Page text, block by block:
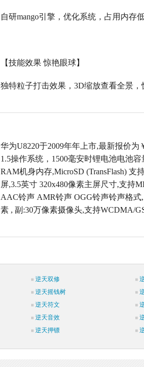
自研mango引擎，优化系统，占用内存低
【技能效果 惊艳眼球】
独特粒子打击效果，3D缩放查看全景，
华为U8220于2009年年上市,最新报价为
1.5操作系统，1500毫安时锂电池电池
RAM机身内存,MicroSD (TransFlash) 支
屏,3.5英寸 320x480像素主屏尺寸,支持
AAC铃声 AMR铃声 OGG铃声铃声格式
素 , 副:30万像素摄像头,支持WCDMA/
逆天双修
逆天摇钱树
逆天符文
逆天音效
逆天押镖